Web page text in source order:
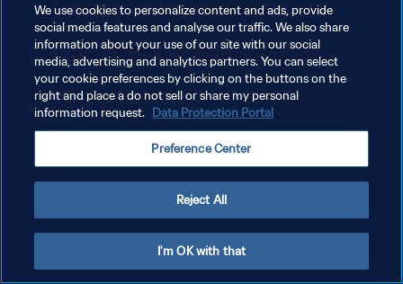
プライバシーポリシー
サービス利用規約
クッキー設定の管理
Copyright © 1994 - 2026 FIFA. All rights reserved.
We use cookies to personalize content and ads, provide
social media features and analyse our traffic. We also share
information about your use of our site with our social
media, advertising and analytics partners. You can select
your cookie preferences by clicking on the buttons on the
right and place a do not sell or share my personal
information request. Data Protection Portal
Preference Center
Reject All
I'm OK with that